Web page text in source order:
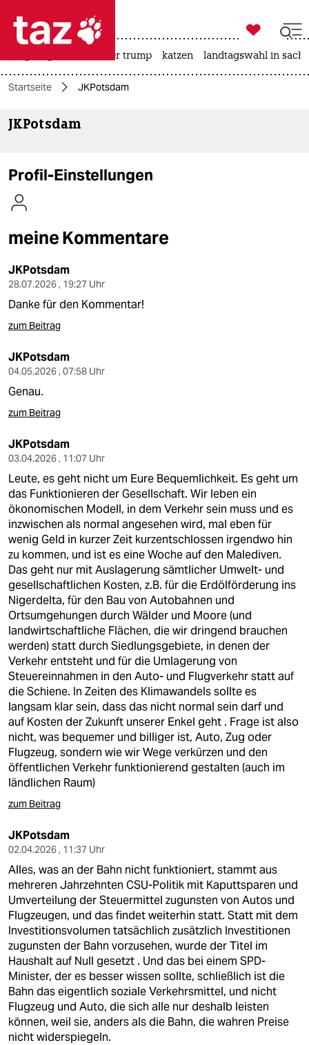
 taz zahl ich
taz zahl ich
themen
kultur
sport
berlin
wahrheit
veranstaltungen
shop
fragen & hilfe
unterstützen
abo
genossenschaft
epaper login

taz zahl ich
usa unter trump katzen landtagswahl in
Startseite JKPotsdam
JKPotsdam
Profil-Einstellungen
meine Kommentare
JKPotsdam
28.07.2026 , 19:27 Uhr
Danke für den Kommentar!
zum Beitrag
JKPotsdam
04.05.2026 , 07:58 Uhr
Genau.
zum Beitrag
JKPotsdam
03.04.2026 , 11:07 Uhr
Leute, es geht nicht um Eure Bequemlichkeit. Es geht um
das Funktionieren der Gesellschaft. Wir leben ein
ökonomischen Modell, in dem Verkehr sein muss und es
inzwischen als normal angesehen wird, mal eben für
wenig Geld in kurzer Zeit kurzentschlossen irgendwo hin
zu kommen, und ist es eine Woche auf den Malediven.
Das geht nur mit Auslagerung sämtlicher Umwelt- und
gesellschaftlichen Kosten, z.B. für die Erdölförderung ins
Nigerdelta, für den Bau von Autobahnen und
Ortsumgehungen durch Wälder und Moore (und
landwirtschaftliche Flächen, die wir dringend brauchen
werden) statt durch Siedlungsgebiete, in denen der
Verkehr entsteht und für die Umlagerung von
Steuereinnahmen in den Auto- und Flugverkehr statt auf
die Schiene. In Zeiten des Klimawandels sollte es
langsam klar sein, dass das nicht normal sein darf und
auf Kosten der Zukunft unserer Enkel geht . Frage ist also
nicht, was bequemer und billiger ist, Auto, Zug oder
Flugzeug, sondern wie wir Wege verkürzen und den
öffentlichen Verkehr funktionierend gestalten (auch im
ländlichen Raum)
zum Beitrag
JKPotsdam
02.04.2026 , 11:37 Uhr
Alles, was an der Bahn nicht funktioniert, stammt aus
mehreren Jahrzehnten CSU-Politik mit Kaputtsparen und
Umverteilung der Steuermittel zugunsten von Autos und
Flugzeugen, und das findet weiterhin statt. Statt mit dem
Investitionsvolumen tatsächlich zusätzlich Investitionen
zugunsten der Bahn vorzusehen, wurde der Titel im
Haushalt auf Null gesetzt . Und das bei einem SPD-
Minister, der es besser wissen sollte, schließlich ist die
Bahn das eigentlich soziale Verkehrsmittel, und nicht
Flugzeug und Auto, die sich alle nur deshalb leisten
können, weil sie, anders als die Bahn, die wahren Preise
nicht widerspiegeln.